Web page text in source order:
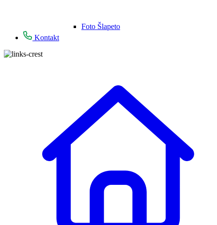
Foto Šlapeto
Kontakt